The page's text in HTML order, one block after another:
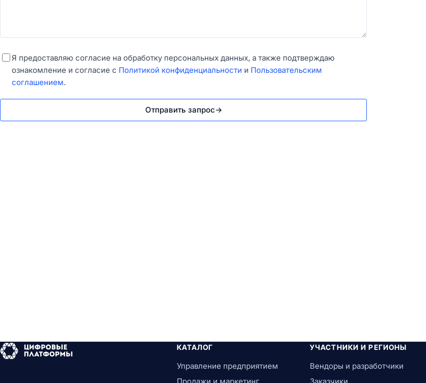
Я предоставляю согласие на обработку персональных данных, а также подтверждаю
ознакомление и согласие с Политикой конфиденциальности и Пользовательским
соглашением.
Отправить запрос→
КАТАЛОГ
Управление предприятием
УЧАСТНИКИ И РЕГИОНЫ
Вендоры и разработчики